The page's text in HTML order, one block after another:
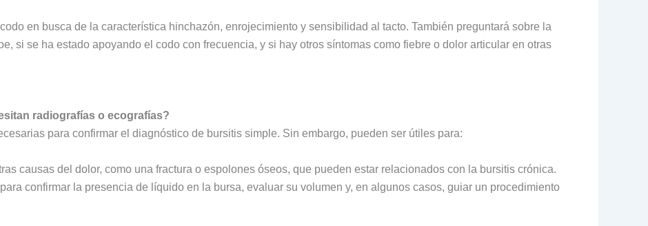
en busca de la característica hinchazón, enrojecimiento y sensibilidad al tacto. También preguntará sobre la
si se ha estado apoyando el codo con frecuencia, y si hay otros síntomas como fiebre o dolor articular en otras
radiografías o ecografías?
para confirmar el diagnóstico de bursitis simple. Sin embargo, pueden ser útiles para:
causas del dolor, como una fractura o espolones óseos, que pueden estar relacionados con la bursitis crónica.
confirmar la presencia de líquido en la bursa, evaluar su volumen y, en algunos casos, guiar un procedimiento